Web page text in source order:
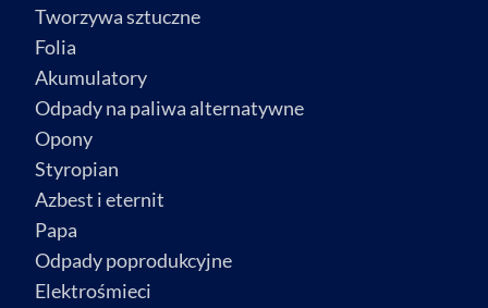
Tworzywa sztuczne
Folia
Akumulatory
Odpady na paliwa alternatywne
Opony
Styropian
Azbest i eternit
Papa
Odpady poprodukcyjne
Elektrośmieci